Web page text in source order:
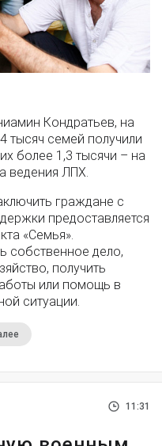
Кондратьев, на
тысяч семей получили
более 1,3 тысячи – на
ведения ЛПХ.
граждане с
предоставляется
«Семья».
собственное дело,
получить
или помощь в
ситуации.
11:31